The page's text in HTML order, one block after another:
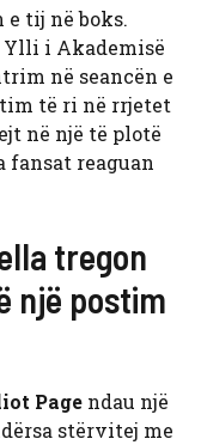
tij në boks.
i Akademisë
në seancën e
të ri në rrjetet
në një të plotë
fansat reaguan
tregon
një postim
Page ndau një
stërvitej me